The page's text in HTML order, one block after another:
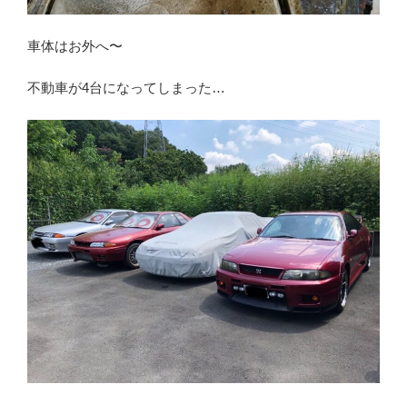
車体はお外へ〜
不動車が4台になってしまった…